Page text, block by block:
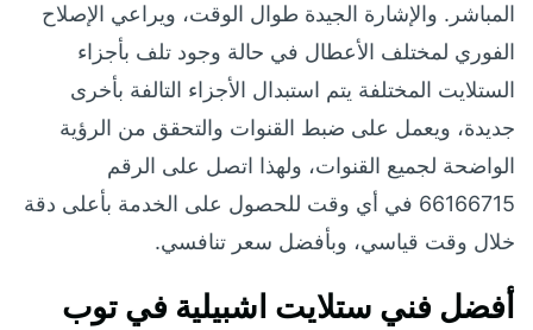
المباشر. والإشارة الجيدة طوال الوقت، ويراعي الإصلاح
الفوري لمختلف الأعطال في حالة وجود تلف بأجزاء
الستلايت المختلفة يتم استبدال الأجزاء التالفة بأخرى
جديدة، ويعمل على ضبط القنوات والتحقق من الرؤية
الواضحة لجميع القنوات، ولهذا اتصل على الرقم
66166715 في أي وقت للحصول على الخدمة بأعلى دقة
خلال وقت قياسي، وبأفضل سعر تنافسي.
أفضل فني ستلايت اشبيلية في توب